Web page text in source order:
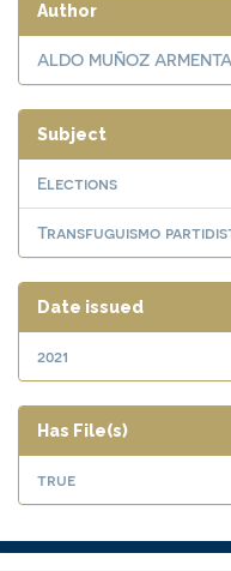
Author
ALDO MUÑOZ ARMENTA
Subject
Elections
Transfuguismo
Date issued
2021
Has File(s)
true